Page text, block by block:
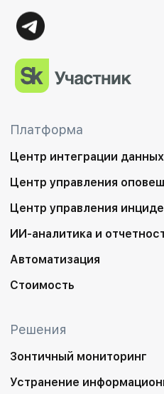
Платформа
Центр интеграции данных
Центр управления
Центр управления
ИИ-аналитика и
Автоматизация
Стоимость
Решения
Зонтичный мониторинг
Устранение